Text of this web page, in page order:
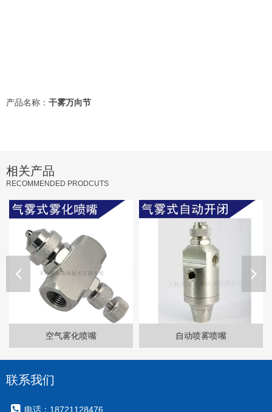
产品名称： 干雾万向节
相关产品
RECOMMENDED PRODCUTS
自动喷雾喷嘴 BIM微雾喷嘴
联系我们
电话：18721128476